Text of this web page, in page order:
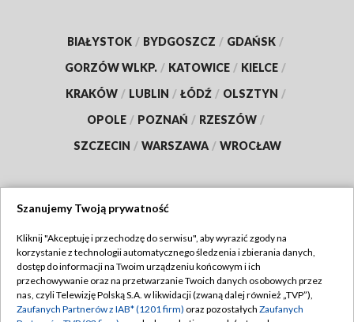
BIAŁYSTOK / BYDGOSZCZ / GDAŃSK /
GORZÓW WLKP. / KATOWICE / KIELCE /
KRAKÓW / LUBLIN / ŁÓDŹ / OLSZTYN /
OPOLE / POZNAŃ / RZESZÓW /
SZCZECIN / WARSZAWA / WROCŁAW
TVP
Abonament TVP
Emisja w TVP
Regulamin TVP
Polityka prywatności
Szanujemy Twoją prywatność
Kliknij "Akceptuję i przechodzę do serwisu", aby wyrazić zgody na
korzystanie z technologii automatycznego śledzenia i zbierania danych,
dostęp do informacji na Twoim urządzeniu końcowym i ich
przechowywanie oraz na przetwarzanie Twoich danych osobowych przez
nas, czyli Telewizję Polską S.A. w likwidacji (zwaną dalej również „TVP”),
Zaufanych Partnerów z IAB* (1201 firm) oraz pozostałych Zaufanych